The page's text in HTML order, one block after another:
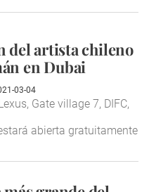
del artista chileno
en Dubai
03-04
Gate village 7, DIFC,
abierta gratuitamente